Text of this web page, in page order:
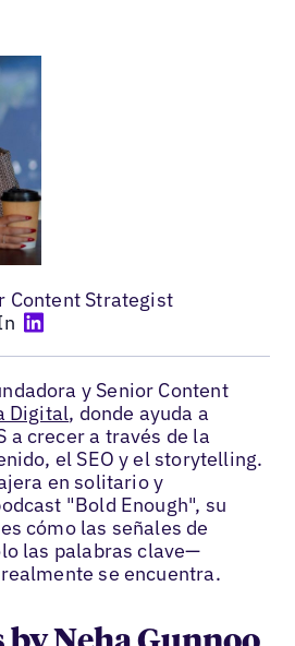
Content Strategist
y Senior Content
Digital, donde ayuda a
a crecer a través de la
el SEO y el storytelling.
en solitario y
"Bold Enough", su
cómo las señales de
las palabras clave—
se encuentra.